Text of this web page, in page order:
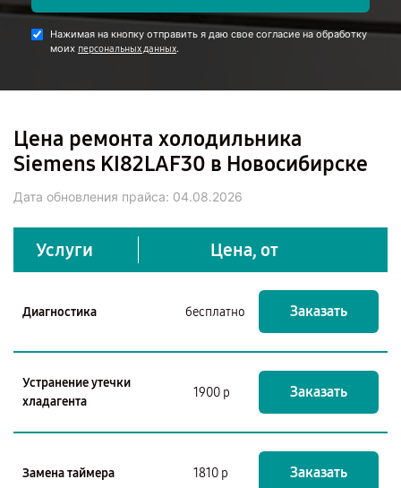
Нажимая на кнопку отправить я даю свое согласие на обработку
моих персональных данных.
Цена ремонта холодильника
Siemens KI82LAF30 в Новосибирске
Дата обновления прайса: 04.08.2026
Услуги Цена, от
Диагностика бесплатно Заказать
Устранение утечки
хладагента
1900 р Заказать
Замена таймера 1810 р Заказать